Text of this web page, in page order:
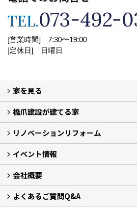
TEL.073-492-
[営業時間] 7:30〜19:00
[定休日] 日曜日
家を見る
フォトギャラリー
現場レポート
完工事例
橋爪建設が建てる家
家づくりの流れ
リノベーションリフォーム
リノベーション事例集
リフォーム事例集
イベント情報
イベント予告
イベント報告
会社概要
会社案内
アクセス
プライバシーポリシー
社長ブログ
スタッフ紹介
よくあるご質問Q&A